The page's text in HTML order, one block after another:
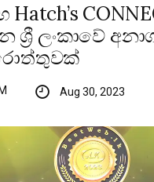
Hatch’s
ශ්‍රී ලංකාවේ
Aug 30, 2023